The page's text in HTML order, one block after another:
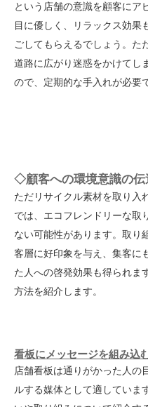
という店舗の意識を顧客にア
目に優しく、リラックス効果
ごしてもらえるでしょう。た
道路に広がり迷惑をかけてし
ので、定期的な手入れが必要
◇顧客への環境意識の伝
ただリサイクル素材を取り入
では、エコフレンドリーな取
ない可能性があります。取り
客層に好印象を与え、集客に
た人への啓発効果も得られま
方法を紹介します。
看板にメッセージを組み込
店舗看板は通りがかった人の
ルする媒体として適していま